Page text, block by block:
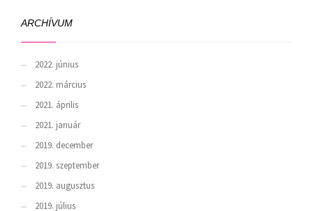
ARCHÍVUM
2022. június
2022. március
2021. április
2021. január
2019. december
2019. szeptember
2019. augusztus
2019. július